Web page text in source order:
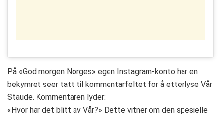
På «God morgen Norges» egen Instagram-konto har en
bekymret seer tatt til kommentarfeltet for å etterlyse Vår
Staude. Kommentaren lyder:
«Hvor har det blitt av Vår?» Dette vitner om den spesielle